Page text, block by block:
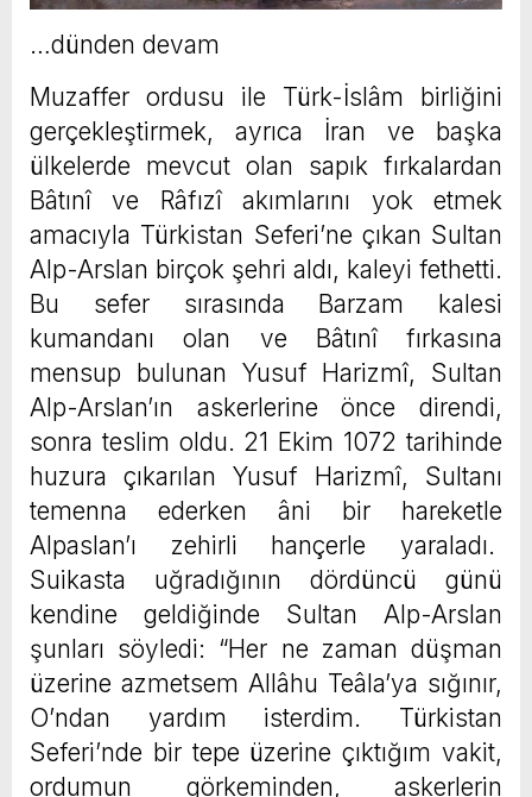
…dünden devam
Muzaffer ordusu ile Türk-İslâm birliğini
gerçekleştirmek, ayrıca İran ve başka
ülkelerde mevcut olan sapık fırkalardan
Bâtınî ve Râfızî akımlarını yok etmek
amacıyla Türkistan Seferi’ne çıkan Sultan
Alp-Arslan birçok şehri aldı, kaleyi fethetti.
Bu sefer sırasında Barzam kalesi
kumandanı olan ve Bâtınî fırkasına
mensup bulunan Yusuf Harizmî, Sultan
Alp-Arslan’ın askerlerine önce direndi,
sonra teslim oldu. 21 Ekim 1072 tarihinde
huzura çıkarılan Yusuf Harizmî, Sultanı
temenna ederken âni bir hareketle
Alpaslan’ı zehirli hançerle yaraladı.
Suikasta uğradığının dördüncü günü
kendine geldiğinde Sultan Alp-Arslan
şunları söyledi: “Her ne zaman düşman
üzerine azmetsem Allâhu Teâla’ya sığınır,
O’ndan yardım isterdim. Türkistan
Seferi’nde bir tepe üzerine çıktığım vakit,
ordumun görkeminden, askerlerin